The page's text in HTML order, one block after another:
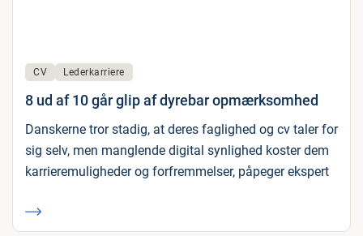
CV Lederkarriere
8 ud af 10 går glip af dyrebar opmærksomhed
Danskerne tror stadig, at deres faglighed og cv taler for
sig selv, men manglende digital synlighed koster dem
karrieremuligheder og forfremmelser, påpeger ekspert